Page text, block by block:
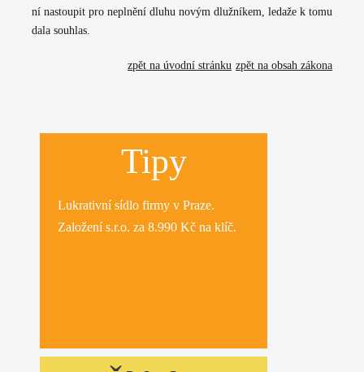
ní nastoupit pro neplnění dluhu novým dlužníkem, ledaže k tomu
dala souhlas.
zpět na obsah zákona
zpět na úvodní stránku
Tipy
Lukrativnísídlo firmy v Praze.
Založení s.r.o. za 8.990 Kč na klíč.